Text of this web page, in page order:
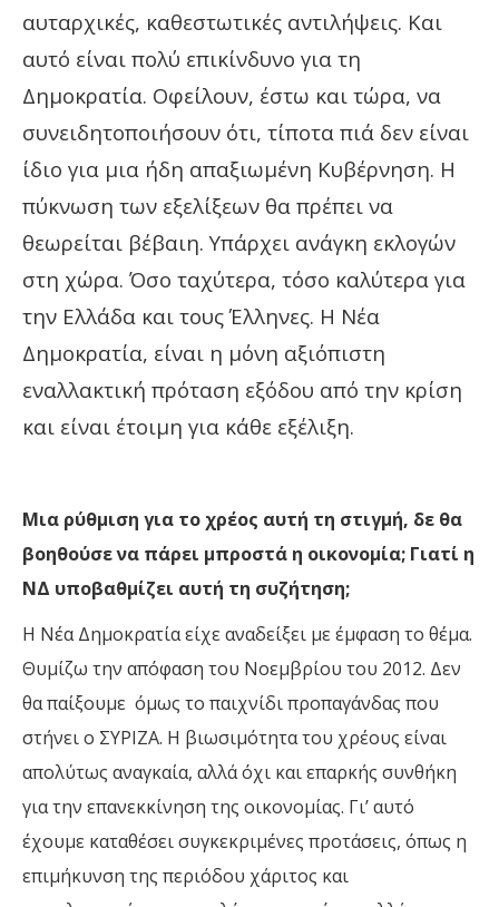
αυταρχικές, καθεστωτικές αντιλήψεις. Και
αυτό είναι πολύ επικίνδυνο για τη
Δημοκρατία. Οφείλουν, έστω και τώρα, να
συνειδητοποιήσουν ότι, τίποτα πιά δεν είναι
ίδιο για μια ήδη απαξιωμένη Κυβέρνηση. Η
πύκνωση των εξελίξεων θα πρέπει να
θεωρείται βέβαιη. Υπάρχει ανάγκη εκλογών
στη χώρα. Όσο ταχύτερα, τόσο καλύτερα για
την Ελλάδα και τους Έλληνες. Η Νέα
Δημοκρατία, είναι η μόνη αξιόπιστη
εναλλακτική πρόταση εξόδου από την κρίση
και είναι έτοιμη για κάθε εξέλιξη.
Μια ρύθμιση για το χρέος αυτή τη στιγμή, δε θα
βοηθούσε να πάρει μπροστά η οικονομία; Γιατί η
ΝΔ υποβαθμίζει αυτή τη συζήτηση;
Η Νέα Δημοκρατία είχε αναδείξει με έμφαση το θέμα.
Θυμίζω την απόφαση του Νοεμβρίου του 2012. Δεν
θα παίξουμε όμως το παιχνίδι προπαγάνδας που
στήνει ο ΣΥΡΙΖΑ. Η βιωσιμότητα του χρέους είναι
απολύτως αναγκαία, αλλά όχι και επαρκής συνθήκη
για την επανεκκίνηση της οικονομίας. Γι’ αυτό
έχουμε καταθέσει συγκεκριμένες προτάσεις, όπως η
επιμήκυνση της περιόδου χάριτος και